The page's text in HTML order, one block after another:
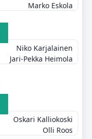
Marko Eskola
Niko Karjalainen
Jari-Pekka Heimola
Oskari Kalliokoski
Olli Roos